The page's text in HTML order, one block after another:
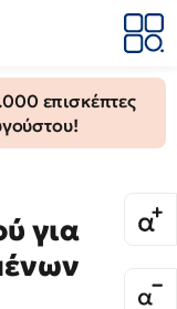
επισκέπτες
για